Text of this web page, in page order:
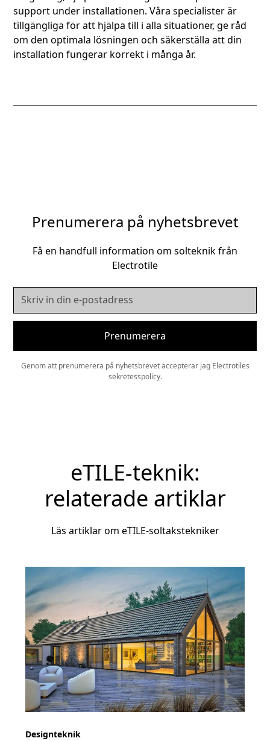
support under installationen. Våra specialister är
tillgängliga för att hjälpa till i alla situationer, ge råd
om den optimala lösningen och säkerställa att din
installation fungerar korrekt i många år.
Prenumerera på nyhetsbrevet
Få en handfull information om solteknik från
Electrotile
Genom att prenumerera på nyhetsbrevet accepterar jag Electrotiles
sekretesspolicy.
eTILE-teknik:
relaterade artiklar
Läs artiklar om eTILE-soltakstekniker
Designteknik